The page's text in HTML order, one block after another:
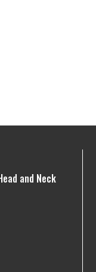
and Neck